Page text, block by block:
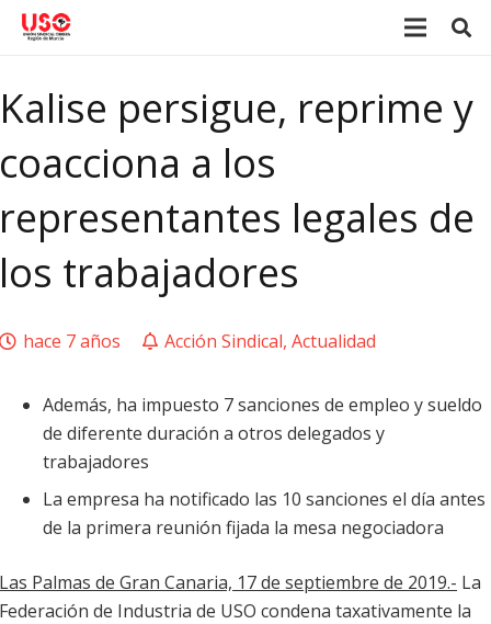
Kalise persigue, reprime y
coacciona a los
representantes legales de
los trabajadores
hace 7 años Acción Sindical, Actualidad
Además, ha impuesto 7 sanciones de empleo y sueldo
de diferente duración a otros delegados y
trabajadores
La empresa ha notificado las 10 sanciones el día antes
de la primera reunión fijada la mesa negociadora
Las Palmas de Gran Canaria, 17 de septiembre de 2019.- La
Federación de Industria de USO condena taxativamente la